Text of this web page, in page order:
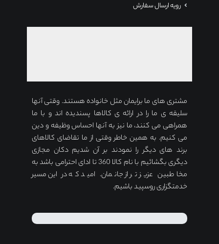
رویه ارسال سفارش
مشتری های ما برایمان مثل خانواده هستند. وقتی آنها
سلیقه ی ما را در ارائه ی کالاها پسندیده اند و با ما
همراهی می کنند، ما نیز به آنها احساس وظیفه و دین
می کنیم. به همین خاطر وقتی از ما تقاضای کالاهای
برند های دیگر را نمودند بر آن شدیم دکان مجازی
دیگری بگشائیم با نام کالا 360 تا ادای احترامی باشد به
مخاطبین عزیز تر از جانمان. امید که در این مسیر
خدمتگزاری روسپید باشیم.